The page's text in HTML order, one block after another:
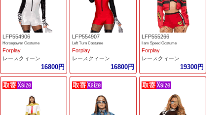
LFP554906
Horsepower Costume
Forplay
レースクィーン
16800円
LFP554907
Left Turn Costume
Forplay
レースクィーン
16800円
LFP555266
I am Speed Costume
Forplay
レースクィーン
19300円